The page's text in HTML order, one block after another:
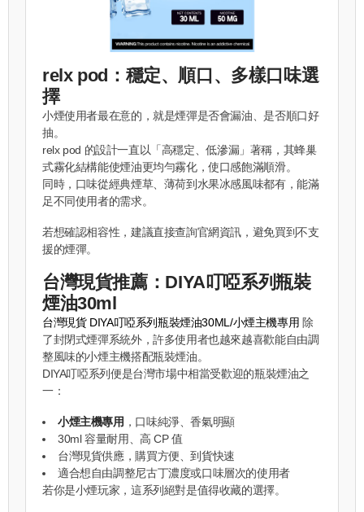
relx pod：穩定、順口、多樣口味選
擇
小煙使用者最在意的，就是煙彈是否會漏油、是否順口好
抽。
relx pod 的設計一直以「高穩定、低滲漏」著稱，其蜂巢
式霧化結構能使煙油更均勻霧化，使口感飽滿順滑。
同時，口味從經典煙草、薄荷到水果冰感風味都有，能滿
足不同使用者的需求。
若想確認相容性，建議直接查詢官網資訊，避免買到不支
援的煙彈。
台灣現貨推薦：DIYA叮啞系列瓶裝
煙油30ml
台灣現貨 DIYA叮啞系列瓶裝煙油30ML/小煙主機專用 除
了封閉式煙彈系統外，許多使用者也越來越喜歡能自由調
整風味的小煙主機搭配瓶裝煙油。
DIYA叮啞系列便是台灣市場中相當受歡迎的瓶裝煙油之
一：
小煙主機專用 ，口味純淨、香氣明顯
30ml 容量耐用、高 CP 值
台灣現貨供應，購買方便、到貨快速
適合想自由調整尼古丁濃度或口味層次的使用者
若你是小煙玩家，這系列絕對是值得收藏的選擇。